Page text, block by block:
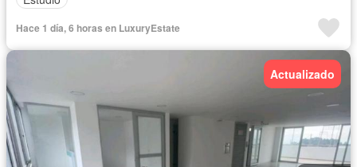
Hace 1 día, 6 horas en LuxuryEstate
Actualizado